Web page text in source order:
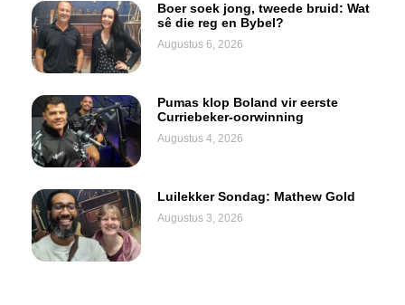
Boer soek jong, tweede bruid: Wat
sê die reg en Bybel?
Augustus 6, 2026
Pumas klop Boland vir eerste
Curriebeker-oorwinning
Augustus 4, 2026
Luilekker Sondag: Mathew Gold
Augustus 3, 2026